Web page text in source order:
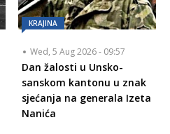
KRAJINA
Wed, 5 Aug 2026 - 09:57
Dan žalosti u Unsko-
sanskom kantonu u znak
sjećanja na generala Izeta
Nanića